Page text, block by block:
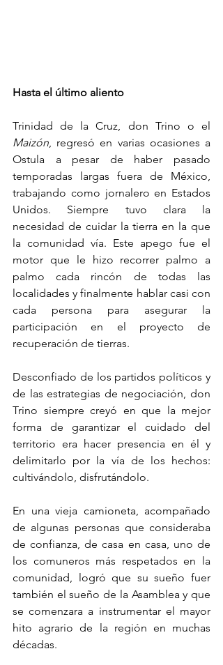
Hasta el último aliento
Maizón , regresó en varias ocasiones a
Ostula a pesar de haber pasado
temporadas largas fuera de México,
trabajando como jornalero en Estados
Unidos. Siempre tuvo clara la
necesidad de cuidar la tierra en la que
la comunidad vía. Este apego fue el
motor que le hizo recorrer palmo a
palmo cada rincón de todas las
localidades y finalmente hablar casi con
cada persona para asegurar la
participación en el proyecto de
recuperación de tierras.
Desconfiado de los partidos políticos y
de las estrategias de negociación, don
Trino siempre creyó en que la mejor
forma de garantizar el cuidado del
territorio era hacer presencia en él y
delimitarlo por la vía de los hechos:
cultivándolo, disfrutándolo.
En una vieja camioneta, acompañado
de algunas personas que consideraba
de confianza, de casa en casa, uno de
los comuneros más respetados en la
comunidad, logró que su sueño fuer
también el sueño de la Asamblea y que
se comenzara a instrumentar el mayor
hito agrario de la región en muchas
décadas.